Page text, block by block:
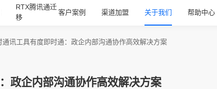
RTX腾讯通迁
移
客户案例 渠道加盟 关于我们 帮助中心
通讯工具有度即时通：政企内部沟通协作高效解决方案
政企内部沟通协作高效解决方案